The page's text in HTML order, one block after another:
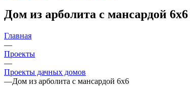
Дом из арболита с мансардой 6x6
Главная
—
Проекты
—
Проекты дачных домов
—Дом из арболита с мансардой 6x6